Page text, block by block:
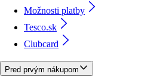
Možnosti platby
Tesco.sk
Clubcard
Pred prvým nákupom